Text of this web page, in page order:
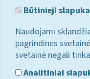
Būtinieji
Naudojami
pagrindines
svetainė negali
Analitiniai